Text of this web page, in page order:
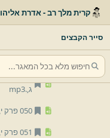
קרית מלך רב - אדרת אליהו
סייר הקבצים
047 פרק י,
ח,.
mp3
א,.
mp3
049 פרק י,
ג,.
mp3
050 פרק י,
051 פרק י,